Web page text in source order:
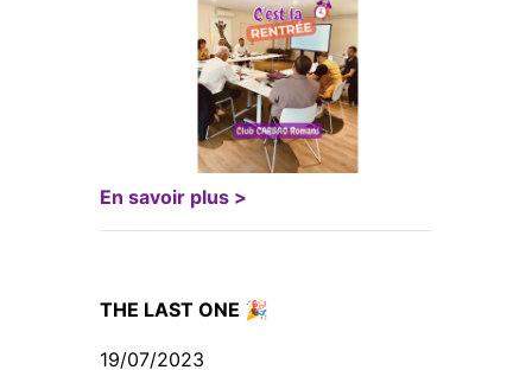
En savoir plus >
THE LAST ONE 🎉
19/07/2023